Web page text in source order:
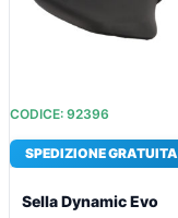
CODICE: 92396
SPEDIZIONE GRATUITA
Sella Dynamic Evo